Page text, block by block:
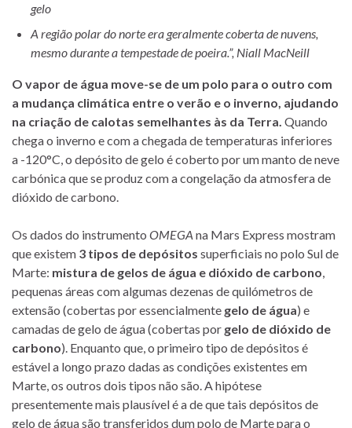
gelo
A região polar do norte era geralmente coberta de nuvens,
mesmo durante a tempestade de poeira.”, Niall MacNeill
O vapor de água move-se de um polo para o outro com
a mudança climática entre o verão e o inverno, ajudando
na criação de calotas semelhantes às da Terra. Quando
chega o inverno e com a chegada de temperaturas inferiores
a -120°C, o depósito de gelo é coberto por um manto de neve
carbónica que se produz com a congelação da atmosfera de
dióxido de carbono.
Os dados do instrumento OMEGA na Mars Express mostram
que existem 3 tipos de depósitos superficiais no polo Sul de
Marte: mistura de gelos de água e dióxido de carbono,
pequenas áreas com algumas dezenas de quilómetros de
extensão (cobertas por essencialmente gelo de água) e
camadas de gelo de água (cobertas por gelo de dióxido de
carbono). Enquanto que, o primeiro tipo de depósitos é
estável a longo prazo dadas as condições existentes em
Marte, os outros dois tipos não são. A hipótese
presentemente mais plausível é a de que tais depósitos de
gelo de água são transferidos dum polo de Marte para o